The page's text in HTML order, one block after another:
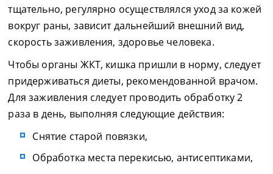
тщательно, регулярно осуществлялся уход за кожей
вокруг раны, зависит дальнейший внешний вид,
скорость заживления, здоровье человека.
Чтобы органы ЖКТ, кишка пришли в норму, следует
придерживаться диеты, рекомендованной врачом.
Для заживления следует проводить обработку 2
раза в день, выполняя следующие действия:
Снятие старой повязки,
Обработка места перекисью, антисептиками,